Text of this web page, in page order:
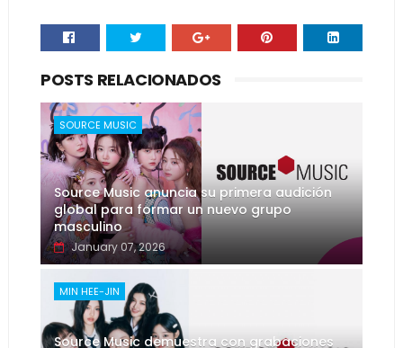
POSTS RELACIONADOS
SOURCE MUSIC
Source Music anuncia su primera audición
global para formar un nuevo grupo
masculino
January 07, 2026
MIN HEE-JIN
Source Music demuestra con grabaciones